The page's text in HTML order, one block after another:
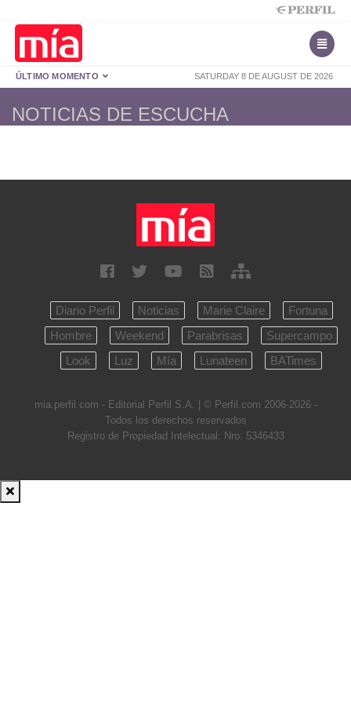
SATURDAY 8 DE AUGUST DE 2026
ÚLTIMO MOMENTO
NOTICIAS DE ESCUCHA
Diario Perfil Noticias Marie Claire
Fortuna
Hombre
Weekend Parabrisas
Supercampo
Look
Luz Mía Lunateen BATimes
mia.perfil.com - Editorial Perfil S.A. | © Perfil.com 2006-2026 -
Todos los derechos reservados
Registro de Propiedad Intelectual: Nro. 5346433